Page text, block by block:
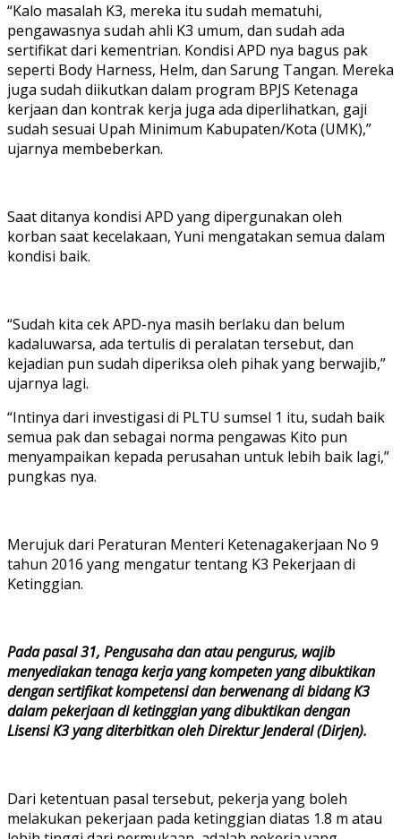
“Kalo masalah K3, mereka itu sudah mematuhi,
pengawasnya sudah ahli K3 umum, dan sudah ada
sertifikat dari kementrian. Kondisi APD nya bagus pak
seperti Body Harness, Helm, dan Sarung Tangan. Mereka
juga sudah diikutkan dalam program BPJS Ketenaga
kerjaan dan kontrak kerja juga ada diperlihatkan, gaji
sudah sesuai Upah Minimum Kabupaten/Kota (UMK),”
ujarnya membeberkan.
Saat ditanya kondisi APD yang dipergunakan oleh
korban saat kecelakaan, Yuni mengatakan semua dalam
kondisi baik.
“Sudah kita cek APD-nya masih berlaku dan belum
kadaluwarsa, ada tertulis di peralatan tersebut, dan
kejadian pun sudah diperiksa oleh pihak yang berwajib,”
ujarnya lagi.
“Intinya dari investigasi di PLTU sumsel 1 itu, sudah baik
semua pak dan sebagai norma pengawas Kito pun
menyampaikan kepada perusahan untuk lebih baik lagi,”
pungkas nya.
Merujuk dari Peraturan Menteri Ketenagakerjaan No 9
tahun 2016 yang mengatur tentang K3 Pekerjaan di
Ketinggian.
Pada pasal 31, Pengusaha dan atau pengurus, wajib
menyediakan tenaga kerja yang kompeten yang dibuktikan
dengan sertifikat kompetensi dan berwenang di bidang K3
dalam pekerjaan di ketinggian yang dibuktikan dengan
Lisensi K3 yang diterbitkan oleh Direktur Jenderal (Dirjen).
Dari ketentuan pasal tersebut, pekerja yang boleh
melakukan pekerjaan pada ketinggian diatas 1.8 m atau